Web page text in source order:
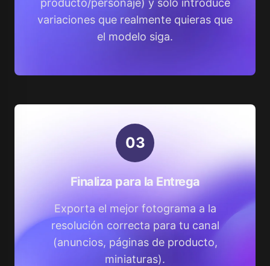
producto/personaje) y solo introduce
variaciones que realmente quieras que
el modelo siga.
03
Finaliza para la Entrega
Exporta el mejor fotograma a la
resolución correcta para tu canal
(anuncios, páginas de producto,
miniaturas).